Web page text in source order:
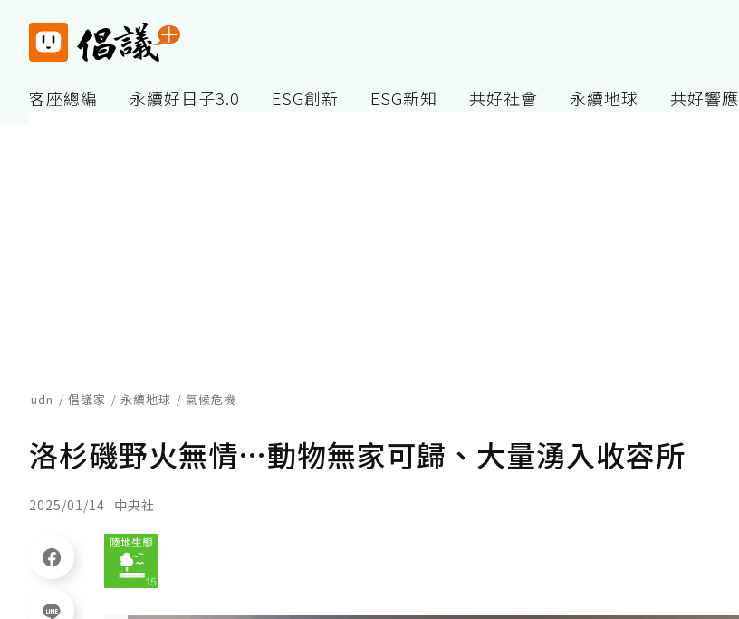
客座總編 永續好日子3.0 ESG創新 ESG新知 共好社會 永續地球 共好響應
udn 倡議家 永續地球 氣候危機
洛杉磯野火無情…動物無家可歸、大量湧入收容所
2025/01/14 中央社